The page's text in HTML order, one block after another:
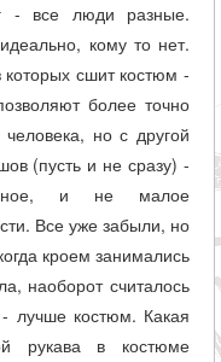
- все люди разные.
кому то нет.
сшит костюм -
более точно
но с другой
(пусть и не сразу) -
и не малое
Все уже забыли, но
кроем занимались
наоборот считалось
лучше костюм. Какая
рукава в костюме